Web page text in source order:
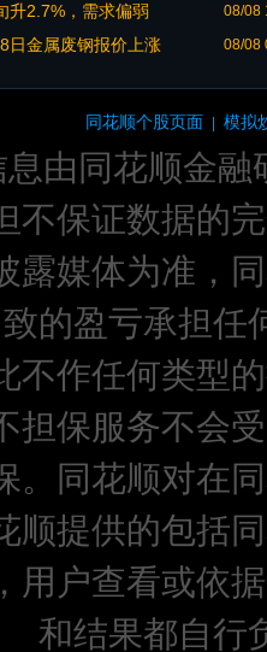
08/08
升2.7%，需求偏弱
08/08
日金属废钢报价上涨
同花顺个股页面 模拟
由同花顺金
不保证数据的
露媒体为准，
的盈亏承担任
不作任何类型
担保服务不会
。同花顺对在
顺提供的包括
用户查看或依
和结果都自行